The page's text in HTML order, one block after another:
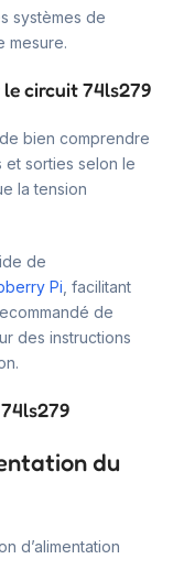
systèmes de
mesure.
circuit 74ls279
bien comprendre
et sorties selon le
la tension
de
Pi , facilitant
de
des instructions
du
d’alimentation